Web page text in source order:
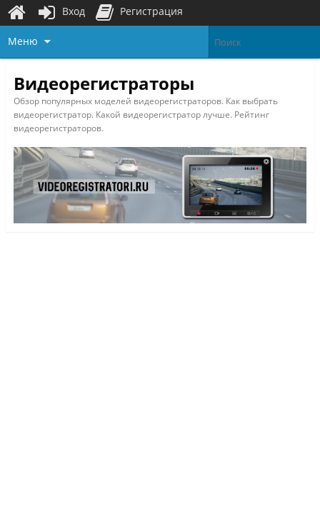
Меню
Видеорегистраторы
Обзор популярных моделей видеорегистраторов. Как выбрать
видеорегистратор. Какой видеорегистратор лучше. Рейтинг
видеорегистраторов.
Вход Регистрация